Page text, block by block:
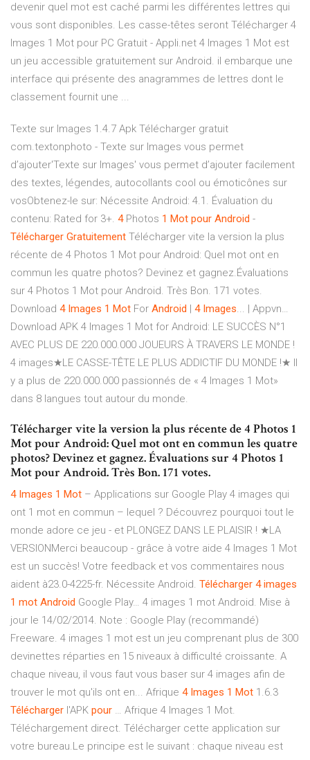
devenir quel mot est caché parmi les différentes lettres qui
vous sont disponibles. Les casse-têtes seront Télécharger 4
Images 1 Mot pour PC Gratuit - Appli.net 4 Images 1 Mot est
un jeu accessible gratuitement sur Android. il embarque une
interface qui présente des anagrammes de lettres dont le
classement fournit une ...
Texte sur Images 1.4.7 Apk Télécharger gratuit
com.textonphoto - Texte sur Images vous permet
d’ajouter'Texte sur Images' vous permet d’ajouter facilement
des textes, légendes, autocollants cool ou émoticônes sur
vosObtenez-le sur: Nécessite Android: 4.1. Évaluation du
contenu: Rated for 3+. 4Photos 1 Mot pour Android -
Télécharger Gratuitement Télécharger vite la version la plus
récente de 4 Photos 1 Mot pour Android: Quel mot ont en
commun les quatre photos? Devinez et gagnez.Évaluations
sur 4 Photos 1 Mot pour Android. Très Bon. 171 votes.
Download 4 Images 1 Mot For Android 4 Images... | Appvn…
Download APK 4 Images 1 Mot for Android: LE SUCCÈS N°1
AVEC PLUS DE 220.000.000 JOUEURS À TRAVERS LE MONDE !
4 images★LE CASSE-TÊTE LE PLUS ADDICTIF DU MONDE !★ Il
y a plus de 220.000.000 passionnés de « 4 Images 1 Mot»
dans 8 langues tout autour du monde.
Télécharger vite la version la plus récente de 4 Photos 1
Mot pour Android: Quel mot ont en commun les quatre
photos? Devinez et gagnez. Évaluations sur 4 Photos 1
Mot pour Android. Très Bon. 171 votes.
4 Images 1 Mot – Applications sur Google Play 4 images qui
ont 1 mot en commun – lequel ? Découvrez pourquoi tout le
monde adore ce jeu - et PLONGEZ DANS LE PLAISIR ! ★LA
VERSIONMerci beaucoup - grâce à votre aide 4 Images 1 Mot
est un succès! Votre feedback et vos commentaires nous
aident à23.0-4225-fr. Nécessite Android. Télécharger 4 images
1 mot Android Google Play… 4 images 1 mot Android. Mise à
jour le 14/02/2014. Note : Google Play (recommandé)
Freeware. 4 images 1 mot est un jeu comprenant plus de 300
devinettes réparties en 15 niveaux à difficulté croissante. A
chaque niveau, il vous faut vous baser sur 4 images afin de
trouver le mot qu'ils ont en... Afrique 4 Images 1 Mot 1.6.3
Télécharger l'APK pour … Afrique 4 Images 1 Mot.
Téléchargement direct. Télécharger cette application sur
votre bureau.Le principe est le suivant : chaque niveau est